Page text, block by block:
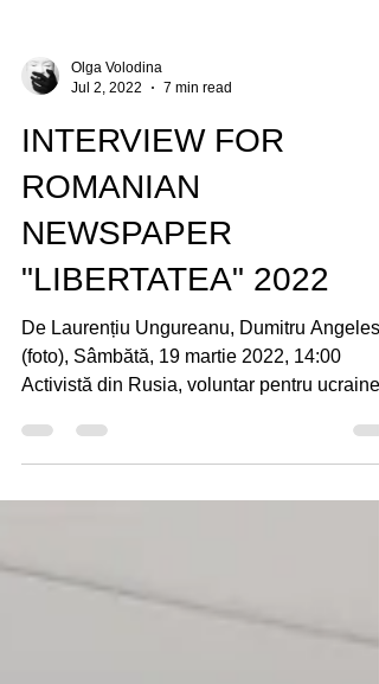
Olga Volodina
Jul 2, 2022
7 min read
INTERVIEW FOR
ROMANIAN
NEWSPAPER
"LIBERTATEA" 2022
De Laurențiu Ungureanu, Dumitru
(foto), Sâmbătă, 19 martie 2022, 14:00